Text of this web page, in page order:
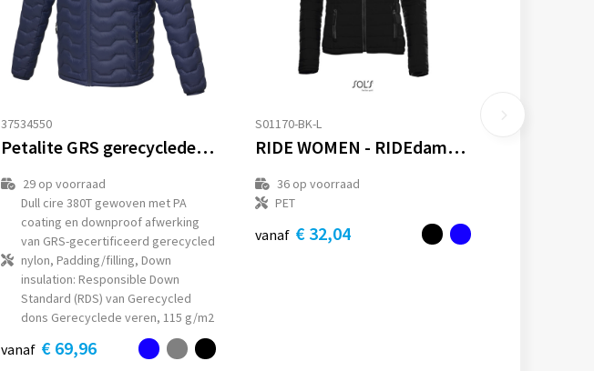
37534550
Petalite GRS gerecyclede geïsoleerde down herenjas
29 op voorraad
Dull cire 380T gewoven met PA
coating en downproof afwerking
van GRS-gecertificeerd gerecycled
nylon, Padding/filling, Down
insulation: Responsible Down
Standard (RDS) van Gerecycled
dons Gerecyclede veren, 115 g/m2
vanaf € 69,96
S01170-BK-L
RIDE WOMEN - RIDEdames jas180g
36 op voorraad
PET
vanaf € 32,04